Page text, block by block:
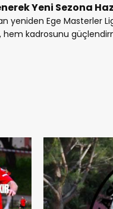
Yeni Sezona
yeniden Ege Masterler
hem kadrosunu